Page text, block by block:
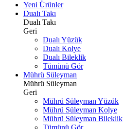
Yeni Ürünler
Dualı Takı
Dualı Takı
Geri
Dualı Yüzük
Dualı Kolye
Dualı Bileklik
Tümünü Gör
Mührü Süleyman
Mührü Süleyman
Geri
Mührü Süleyman Yüzük
Mührü Süleyman Kolye
Mührü Süleyman Bileklik
Tümünü Gör